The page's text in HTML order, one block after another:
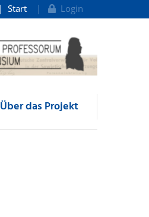
Start Login
Über das Projekt